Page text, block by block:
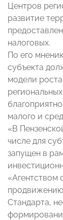
Центров
развитие
налоговых.
По его
субъекта
модели
малого и
«В
числе для
запущен в
«Агентством
Стандарта,